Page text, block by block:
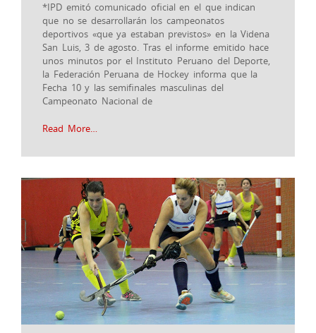
*IPD emitó comunicado oficial en el que indican
que no se desarrollarán los campeonatos
deportivos «que ya estaban previstos» en la Videna
San Luis, 3 de agosto. Tras el informe emitido hace
unos minutos por el Instituto Peruano del Deporte,
la Federación Peruana de Hockey informa que la
Fecha 10 y las semifinales masculinas del
Campeonato Nacional de
Read More…